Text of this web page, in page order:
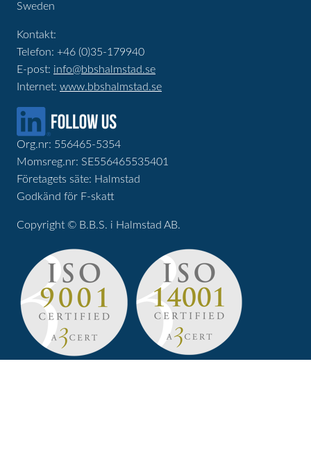
Sweden
Kontakt:
Telefon: +46 (0)35-179940
E-post: info@bbshalmstad.se
Internet: www.bbshalmstad.se
Org.nr: 556465-5354
Momsreg.nr: SE556465535401
Företagets säte: Halmstad
Godkänd för F-skatt
Copyright © B.B.S. i Halmstad AB.